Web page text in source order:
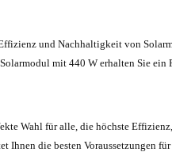
und Nachhaltigkeit von
mit 440 W erhalten Sie
Wahl für alle, die höchste
die besten Voraussetzungen